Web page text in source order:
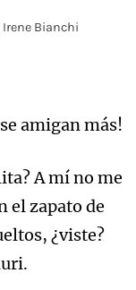
Irene Bianchi
amigan más!
A mí no me
el zapato de
¿viste?